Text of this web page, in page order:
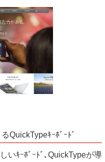
QuickTypeｷｰﾎﾞｰﾄﾞ
いｷｰﾎﾞｰﾄﾞ､QuickTypeが導